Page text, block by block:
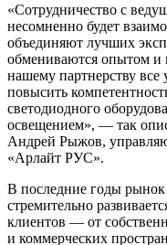
«Сотрудничество с
несомненно будет
объединяют лучших
обмениваются опытом и
нашему партнерству все
повысить
светодиодного
освещением», — так
Андрей Рыжов,
«Арлайт РУС».
В последние годы рынок
стремительно
клиентов — от
и коммерческих